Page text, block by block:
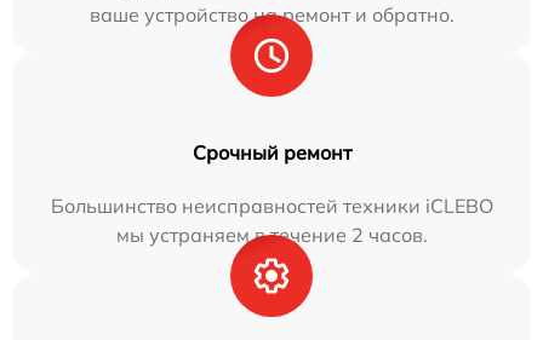
ваше устройство на ремонт и обратно.
Срочный ремонт
Большинство неисправностей техники iCLEBO
мы устраняем в течение 2 часов.